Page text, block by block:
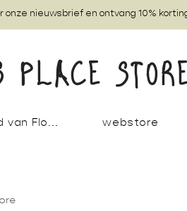
PLACE
van Flo... webstore
onze nieuwsbrief en ontvang 10%